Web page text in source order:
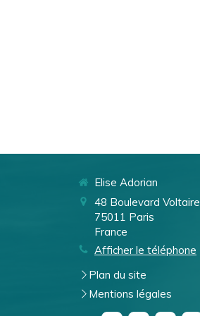
Elise Adorian
48 Boulevard Voltaire
75011 Paris
France
Afficher le téléphone
Plan du site
Mentions légales